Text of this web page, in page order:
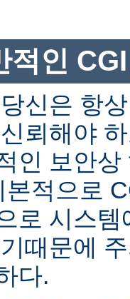
적인 CGI
신은 항
뢰해야
인 보안
본적으로
로 시스
때문에
다.